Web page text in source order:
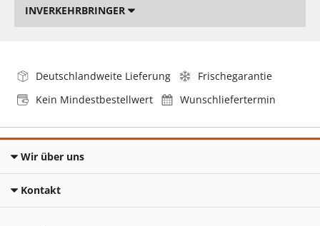
INVERKEHRBRINGER
Deutschlandweite Lieferung
Frischegarantie
Kein Mindestbestellwert
Wunschliefertermin
Wir über uns
Kontakt